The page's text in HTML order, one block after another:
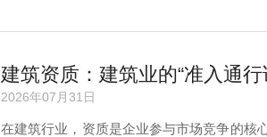
建筑资质：建筑业的“准入通
2026年07月31日
在建筑行业，资质是企业参与市场竞争的核